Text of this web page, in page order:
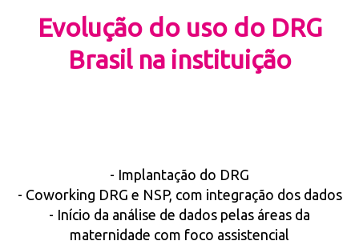
Evolução do uso do DRG
Brasil na instituição
- Implantação do DRG
- Coworking DRG e NSP, com integração dos dados
- Início da análise de dados pelas áreas da
maternidade com foco assistencial